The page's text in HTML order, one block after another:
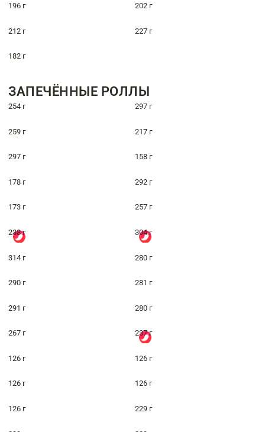
196 г 202 г
212 г 227 г
182 г
ЗАПЕЧЁННЫЕ РОЛЛЫ
254 г 297 г
259 г 217 г
297 г 158 г
178 г 292 г
173 г 257 г
238 г 304 г
314 г 280 г
290 г 281 г
291 г 280 г
267 г 237 г
126 г 126 г
126 г 126 г
126 г 229 г